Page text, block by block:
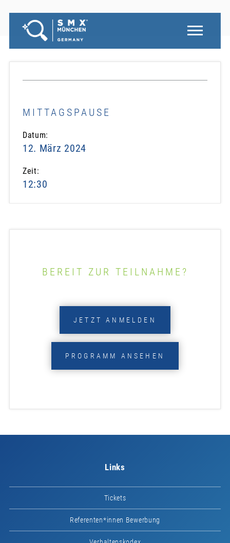
MITTAGSPAUSE
Datum:
12. März 2024
Zeit:
12:30
BEREIT ZUR TEILNAHME?
JETZT ANMELDEN
PROGRAMM ANSEHEN
Links
Tickets
Referenten*innen Bewerbung